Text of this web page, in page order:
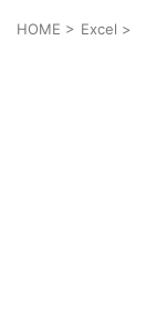
HOME > Excel >